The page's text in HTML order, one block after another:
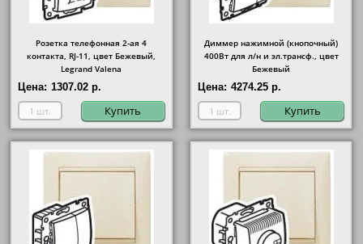
Розетка телефонная 2-ая 4
контакта, RJ-11, цвет Бежевый,
Legrand Valena
Цена: 1307.02 р.
Купить
Диммер нажимной (кнопочный)
400Вт для л/н и эл.трансф., цвет
Бежевый
Цена: 4274.25 р.
Купить